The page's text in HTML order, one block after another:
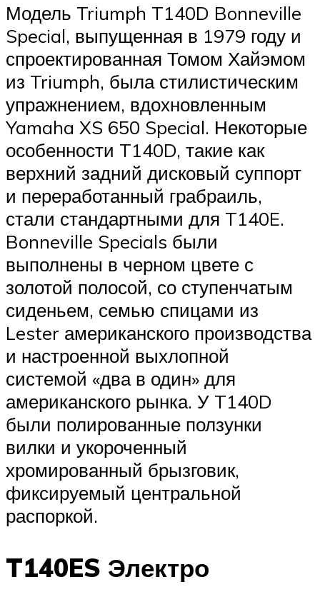
Модель Triumph T140D Bonneville
Special, выпущенная в 1979 году и
спроектированная Томом Хайэмом
из Triumph, была стилистическим
упражнением, вдохновленным
Yamaha XS 650 Special. Некоторые
особенности T140D, такие как
верхний задний дисковый суппорт
и переработанный грабраиль,
стали стандартными для T140E.
Bonneville Specials были
выполнены в черном цвете с
золотой полосой, со ступенчатым
сиденьем, семью спицами из
Lester американского производства
и настроенной выхлопной
системой «два в один» для
американского рынка. У T140D
были полированные ползунки
вилки и укороченный
хромированный брызговик,
фиксируемый центральной
распоркой.
T140ES Электро